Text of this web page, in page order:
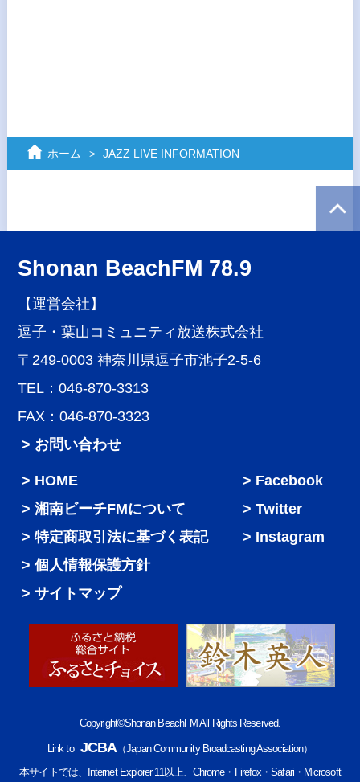
ホーム JAZZ LIVE INFORMATION
Shonan BeachFM 78.9
【運営会社】
逗子・葉山コミュニティ放送株式会社
〒249-0003 神奈川県逗子市池子2-5-6
TEL：046-870-3313
FAX：046-870-3323
> お問い合わせ
HOME
湘南ビーチFMについて
特定商取引法に基づく表記
個人情報保護方針
サイトマップ
Facebook
Twitter
Instagram
Copyright©Shonan BeachFM All Rights Reserved.
Link to JCBA（Japan Community Broadcasting Association）
本サイトでは、Internet Explorer 11以上、Chrome・Firefox・Safari・Microsoft